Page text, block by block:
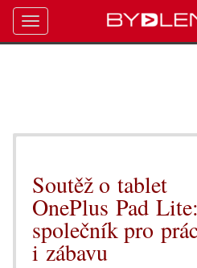
Soutěž o tablet
OnePlus Pad
společník pro
i zábavu
Toggle
navigation